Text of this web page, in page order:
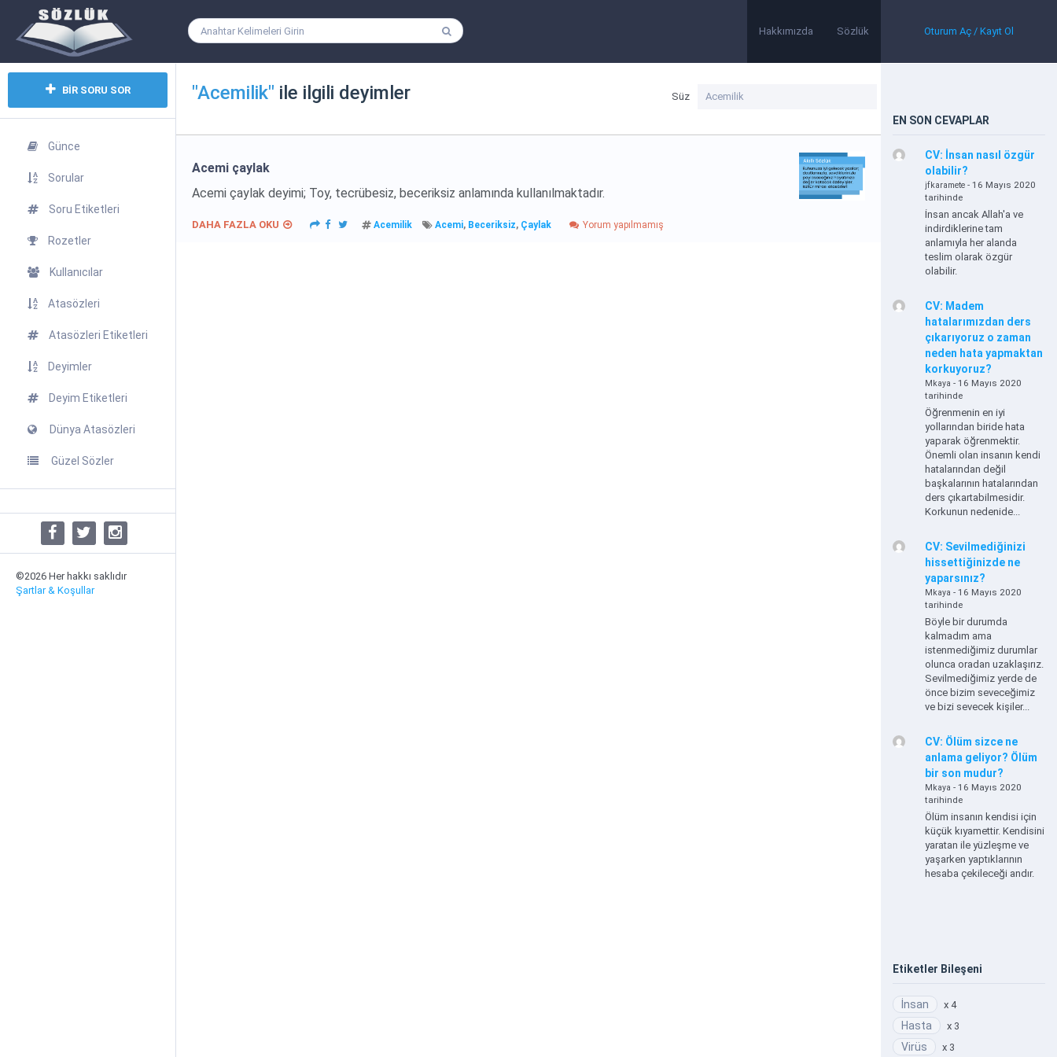
Hakkımızda Sözlük Oturum Aç / Kayıt Ol
BİR SORU SOR
Günce
Sorular
Soru Etiketleri
Rozetler
Kullanıcılar
Atasözleri
Atasözleri Etiketleri
Deyimler
Deyim Etiketleri
Dünya Atasözleri
Güzel Sözler
©2026 Her hakkı saklıdır
Şartlar & Koşullar
"Acemilik" ile ilgili deyimler Süz
Acemi çaylak
Acemi çaylak deyimi; Toy, tecrübesiz, beceriksiz anlamında kullanılmaktadır.
DAHA FAZLA OKU Acemilik Acemi, Beceriksiz, Çaylak Yorum yapılmamış
EN SON CEVAPLAR
CV: İnsan nasıl özgür
olabilir?
jfkaramete - 16 Mayıs 2020
tarihinde
İnsan ancak Allah'a ve
indirdiklerine tam
anlamıyla her alanda
teslim olarak özgür
olabilir.
CV: Madem
hatalarımızdan ders
çıkarıyoruz o zaman
neden hata yapmaktan
korkuyoruz?
Mkaya - 16 Mayıs 2020
tarihinde
Öğrenmenin en iyi
yollarından biride hata
yaparak öğrenmektir.
Önemli olan insanın kendi
hatalarından değil
başkalarının hatalarından
ders çıkartabilmesidir.
Korkunun nedenide...
CV: Sevilmediğinizi
hissettiğinizde ne
yaparsınız?
Mkaya - 16 Mayıs 2020
tarihinde
Böyle bir durumda
kalmadım ama
istenmediğimiz durumlar
olunca oradan uzaklaşırız.
Sevilmediğimiz yerde de
önce bizim seveceğimiz
ve bizi sevecek kişiler...
CV: Ölüm sizce ne
anlama geliyor? Ölüm
bir son mudur?
Mkaya - 16 Mayıs 2020
tarihinde
Ölüm insanın kendisi için
küçük kıyamettir. Kendisini
yaratan ile yüzleşme ve
yaşarken yaptıklarının
hesaba çekileceği andır.
Etiketler Bileşeni
İnsan x 4
Hasta x 3
Virüs x 3